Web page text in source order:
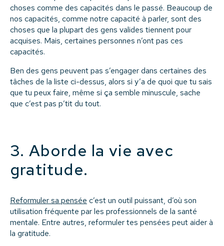
choses comme des capacités dans le passé. Beaucoup de
nos capacités, comme notre capacité à parler, sont des
choses que la plupart des gens valides tiennent pour
acquises. Mais, certaines personnes n’ont pas ces
capacités.
Ben des gens peuvent pas s’engager dans certaines des
tâches de la liste ci-dessus, alors si y’a de quoi que tu sais
que tu peux faire, même si ça semble minuscule, sache
que c’est pas p’tit du tout.
3. Aborde la vie avec
gratitude.
Reformuler sa pensée c’est un outil puissant, d’où son
utilisation fréquente par les professionnels de la santé
mentale. Entre autres, reformuler tes pensées peut aider à
la gratitude.